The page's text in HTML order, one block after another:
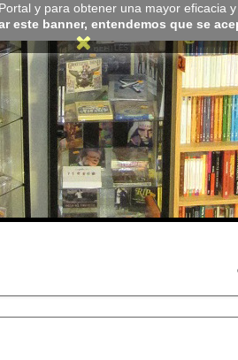
y para obtener una mayor eficacia
este banner, entendemos que se